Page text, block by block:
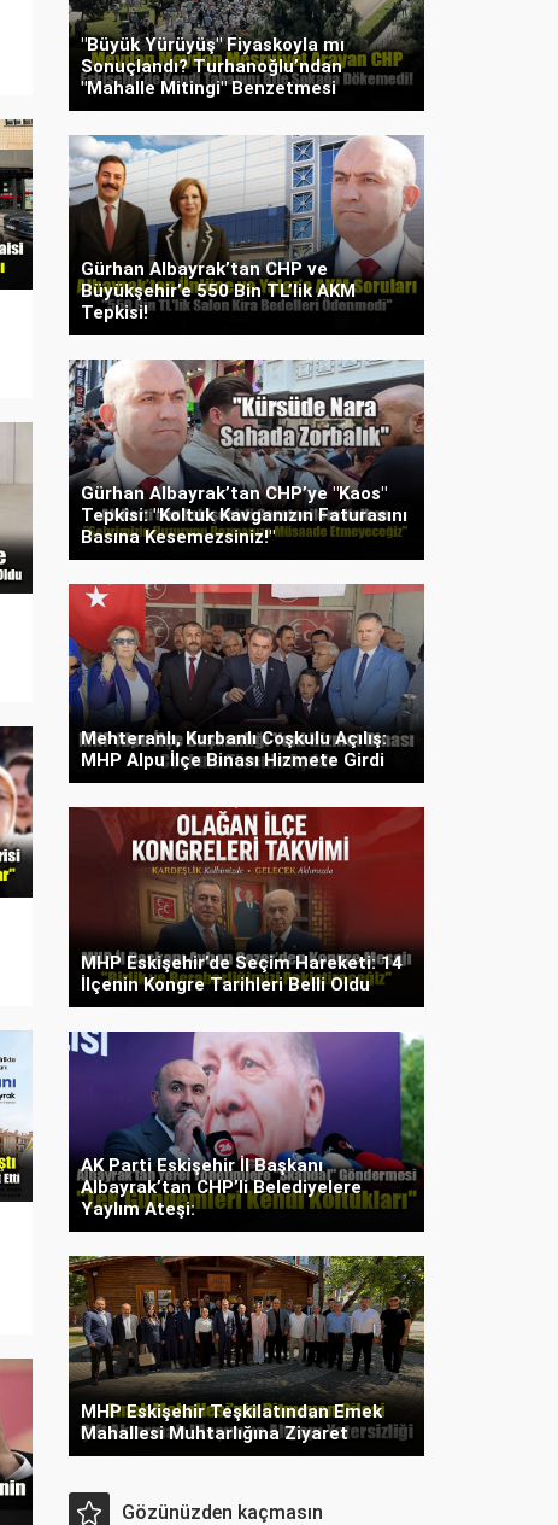
"Büyük Yürüyüş" Fiyaskoyla mı
Sonuçlandı? Turhanoğlu’ndan
"Mahalle Mitingi" Benzetmesi
Gürhan Albayrak’tan CHP ve
Büyükşehir’e 550 Bin TL’lik AKM
Tepkisi!
Gürhan Albayrak’tan CHP’ye "Kaos"
Tepkisi: "Koltuk Kavganızın Faturasını
Basına Kesemezsiniz!"
Mehteranlı, Kurbanlı Coşkulu Açılış:
MHP Alpu İlçe Binası Hizmete Girdi
MHP Eskişehir’de Seçim Hareketi: 14
İlçenin Kongre Tarihleri Belli Oldu
AK Parti Eskişehir İl Başkanı
Albayrak’tan CHP’li Belediyelere
Yaylım Ateşi:
MHP Eskişehir Teşkilatından Emek
Mahallesi Muhtarlığına Ziyaret
Gözünüzden kaçmasın